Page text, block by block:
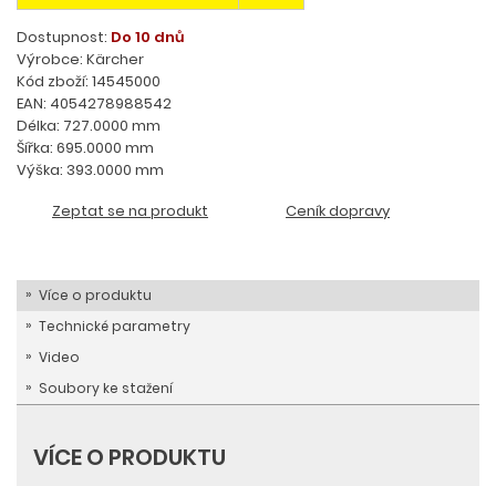
Dostupnost: Do 10 dnů
Výrobce: Kärcher
Kód zboží: 14545000
EAN: 4054278988542
Délka: 727.0000 mm
Šířka: 695.0000 mm
Výška: 393.0000 mm
Zeptat se na produkt
Ceník dopravy
Více o produktu
Technické parametry
Video
Soubory ke stažení
VÍCE O PRODUKTU